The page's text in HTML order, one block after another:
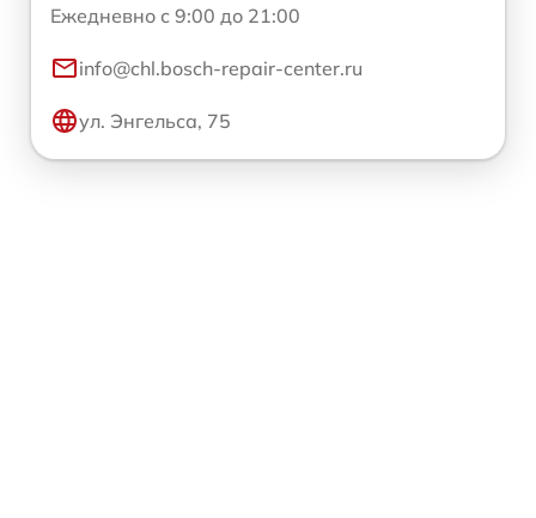
Ежедневно с 9:00 до 21:00
info@chl.bosch-repair-center.ru
ул. Энгельса, 75